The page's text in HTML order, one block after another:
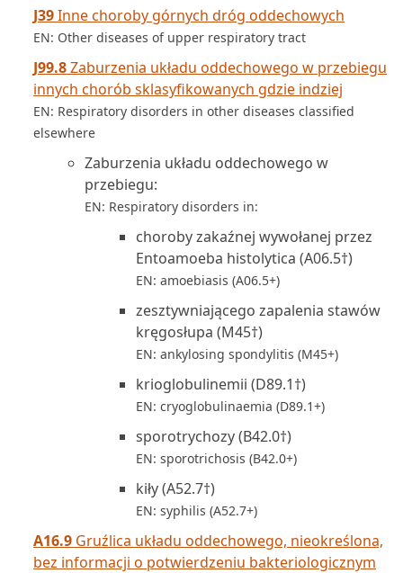
J39Inne choroby górnych dróg oddechowych
EN: Other diseases of upper respiratory tract
J99.8Zaburzenia układu oddechowego w przebiegu
innych chorób sklasyfikowanych gdzie indziej
EN: Respiratory disorders in other diseases classified
elsewhere
Zaburzenia układu oddechowego w
przebiegu:
EN: Respiratory disorders in:
choroby zakaźnej wywołanej przez
Entoamoeba histolytica (A06.5†)
EN: amoebiasis (A06.5+)
zesztywniającego zapalenia stawów
kręgosłupa (M45†)
EN: ankylosing spondylitis (M45+)
krioglobulinemii (D89.1†)
EN: cryoglobulinaemia (D89.1+)
sporotrychozy (B42.0†)
EN: sporotrichosis (B42.0+)
kiły (A52.7†)
EN: syphilis (A52.7+)
A16.9 Gruźlica układu oddechowego, nieokreślona,
bez informacji o potwierdzeniu bakteriologicznym